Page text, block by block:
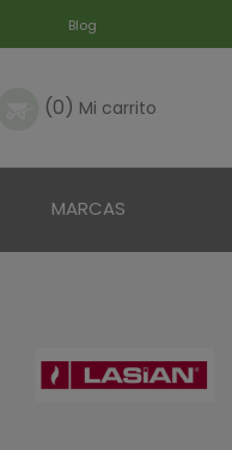
Blog
(0) Mi carrito
MARCAS